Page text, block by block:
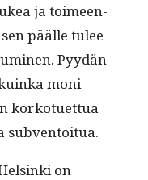
ja toimeen­
päälle tulee
Pyy­dän
moni
korkotuet­tua
subventoitua.
on